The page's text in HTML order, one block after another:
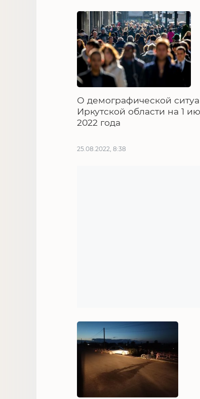
О демографической
Иркутской области на 1
2022 года
25.08.2022, 8:38